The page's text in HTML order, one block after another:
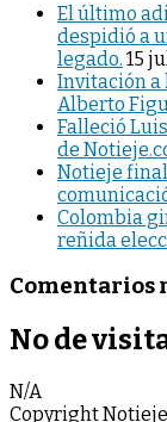
El último
despidió a
legado. 15
Invitación a
Alberto
Falleció
de
Notieje
Colombia
reñida
Comentarios
No de
N/A
Copyright